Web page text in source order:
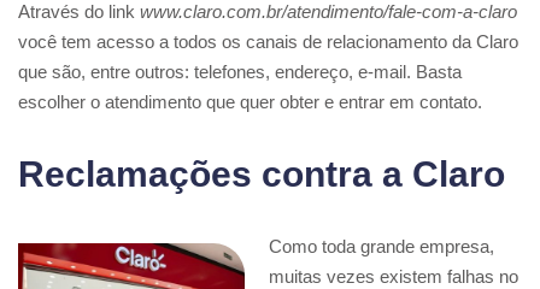
Através do link www.claro.com.br/atendimento/fale-com-a-claro
você tem acesso a todos os canais de relacionamento da Claro
que são, entre outros: telefones, endereço, e-mail. Basta
escolher o atendimento que quer obter e entrar em contato.
Reclamações contra a Claro
Como toda grande empresa,
muitas vezes existem falhas no